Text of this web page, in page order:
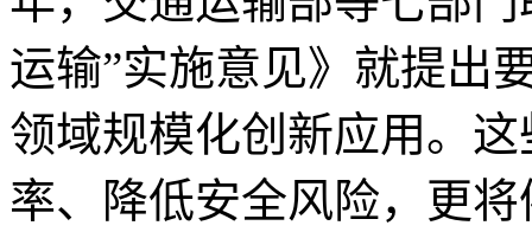
运输”实施意见》就提出
领域规模化创新应用。
率、降低安全风险，更